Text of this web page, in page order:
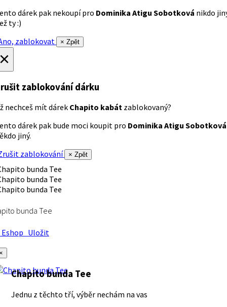
dárek pak nekoupí pro Dominika Atigu Sobotková nikdo
ty :)
zablokovat
× Zpět
zablokování dárku
nechceš mít dárek Chapito kabát zablokovaný?
dárek pak bude moci koupit pro Dominika Atigu Sobotková
jiný.
zablokování
× Zpět
bunda Tee
Uložit
Chapito bunda Tee
Jednu z těchto tří, výběr nechám na vas